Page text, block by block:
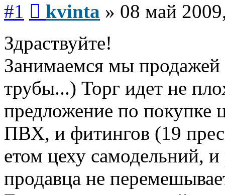
#1 kvinta » 08 май
Здраствуйте!
Занимаемся мы продажей
трубы...) Торг идет не
предложение по покупке
ПВХ, и фитингов (19
етом цеху самодельний,
продавца не